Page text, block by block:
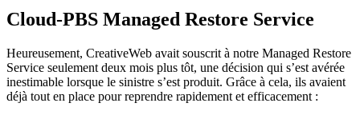
Cloud-PBS Managed Restore Service
Heureusement, CreativeWeb avait souscrit à notre Managed Restore
Service seulement deux mois plus tôt, une décision qui s’est avérée
inestimable lorsque le sinistre s’est produit. Grâce à cela, ils avaient
déjà tout en place pour reprendre rapidement et efficacement :